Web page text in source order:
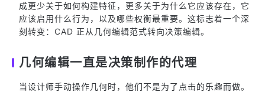
成更少关于如何构建特征，更多关于为什么它应该存在，它
应该启用什么行为，以及哪些权衡最重要。这标志着一个深
刻转变：CAD 正从几何编辑范式转向决策编辑。
几何编辑一直是决策制作的代理
当设计师手动操作几何时，他们不是为了点击的乐趣而做。